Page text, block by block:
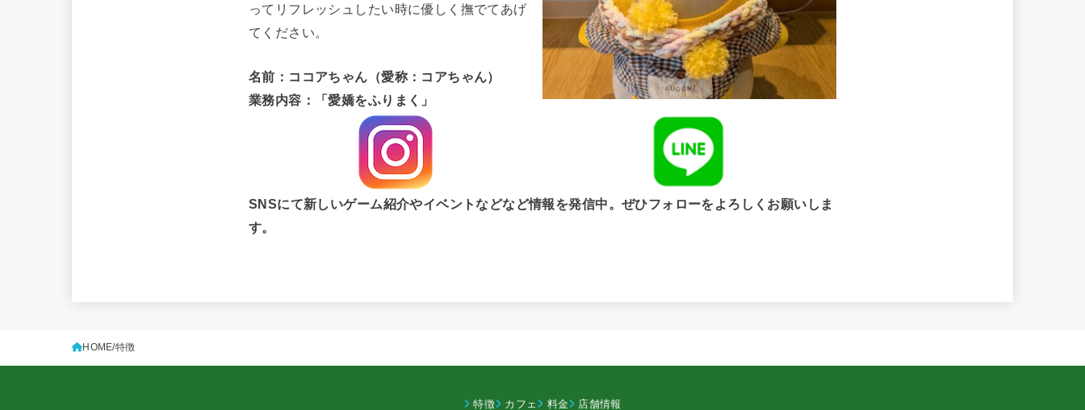
ってリフレッシュしたい時に優しく撫でてあげ
てください。
名前：ココアちゃん（愛称：コアちゃん）
業務内容：「愛嬌をふりまく」
SNSにて新しいゲーム紹介やイベントなどなど情報を発信中。ぜひフォローをよろしくお願いしま
す。
HOME 特徴
特徴 カフェ 料金 店舗情報